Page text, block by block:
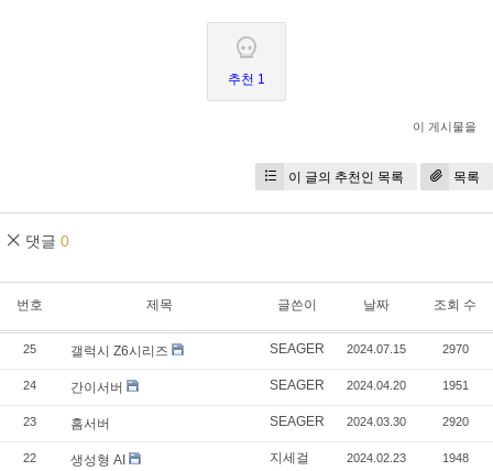
추천 1
이 게시물을
이 글의 추천인 목록 목록
댓글 0
번호 제목 글쓴이 날짜 조회 수
25 갤럭시 Z6시리즈 SEAGER 2024.07.15 2970
24 간이서버 SEAGER 2024.04.20 1951
23 홈서버 SEAGER 2024.03.30 2920
22 생성형 AI 지세걸 2024.02.23 1948